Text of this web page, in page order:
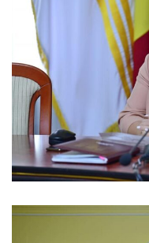
Invitații
participare
Planuri
de
achiziții
Anticorupție